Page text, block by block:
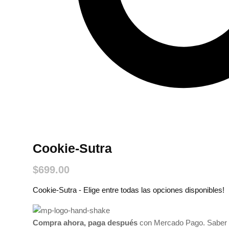
Cookie-Sutra
$699.00
Cookie-Sutra - Elige entre todas las opciones disponibles!
Compra ahora, paga después con Mercado Pago.